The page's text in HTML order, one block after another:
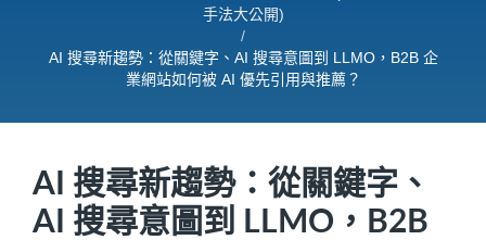
略分享
量，而是「您的內容能否被大語言模型理解、信任、引用」，
並在買主提出複雜問題時成為「 AI 回答」的一部分。因此，
企業必須盡快完成佈局 LLMO (Large Language Model
Optimization)，透過結構化內容、權威證據、多模態資訊與
技術健康度，讓網站成為 AI 搜尋時代的「權威資料來源」，
手法大公開)
/
AI 搜尋新趨勢：從關鍵字、AI 搜尋意圖到 LLMO，B2B 企
業網站如何被 AI 優先引用與推薦？
AI 搜尋新趨勢：從關鍵字、
AI 搜尋意圖到 LLMO，B2B